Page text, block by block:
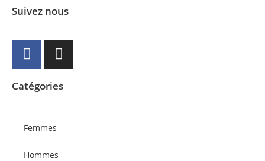
Suivez nous
Catégories
Femmes
Hommes